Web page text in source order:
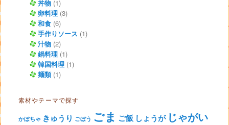
丼物 (1)
卵料理 (3)
和食 (6)
手作りソース (1)
汁物 (2)
鍋料理 (1)
韓国料理 (1)
麺類(1)
素材やテーマで探す
かぼちゃ きゅうり ごぼう ごま ご飯 しょうが じゃがい